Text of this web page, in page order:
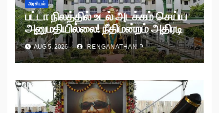
அரசியல்
பட்டா நிலத்தில் உடல் அடக்கம் செய்ய
அனுமதியில்லை! நீதிமன்றம் அதிரடி
உத்தரவு!
AUG 5, 2026 RENGANATHAN P